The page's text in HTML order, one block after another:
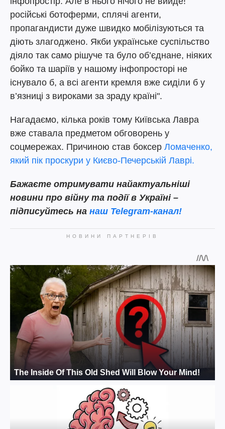
російські ботоферми, сплячі агенти,
пропагандисти дуже швидко мобілізуються та
діють злагоджено. Якби українське суспільство
діяло так само рішуче та було об’єднане, ніяких
бойко та шаріїв у нашому інфопросторі не
існувало б, а всі агенти кремля вже сиділи б у
в’язниці з вироками за зраду країні".
Нагадаємо, кілька років тому Київська Лавра
вже ставала предметом обговорень у
соцмережах. Причиною став боксер Ломаченко,
який пік проскури у Києво-Печерській Лаврі.
Бажаєте отримувати найактуальніші
новини про війну та події в Україні –
підписуйтесь на наш Telegram-канал!